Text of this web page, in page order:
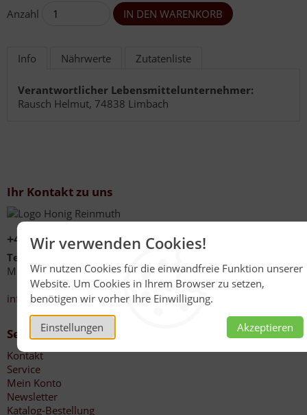
Wir verwenden Cookies!
Wir nutzen Cookies für die einwandfreie Funktion unserer
Website. Um Cookies in Ihrem Browser zu setzen,
benötigen wir vorher Ihre Einwilligung.
Einstellungen Akzeptieren
Anzahl
Info Nährwerte Zutatenliste
Verantwortlicher Lebensmittelunternehmer:
Rausch Helmut, 74838 Limbach
Ihr Kontakt zu uns
+49 (0)6267 1021
Telefonzeiten
Mo - Fr 08:00 - 12:00 Uhr
13:30 - 17:00 Uhr
info@honig-reinmuth.de
Service
Kontakt
Service
Mein Konto
Newsletter
Katalog-Bestellung